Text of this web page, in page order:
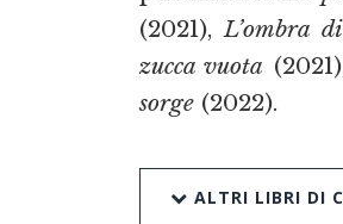
(2021),L’ombra
zucca vuota
sorge (2022).
ALTRI LIBRI DI